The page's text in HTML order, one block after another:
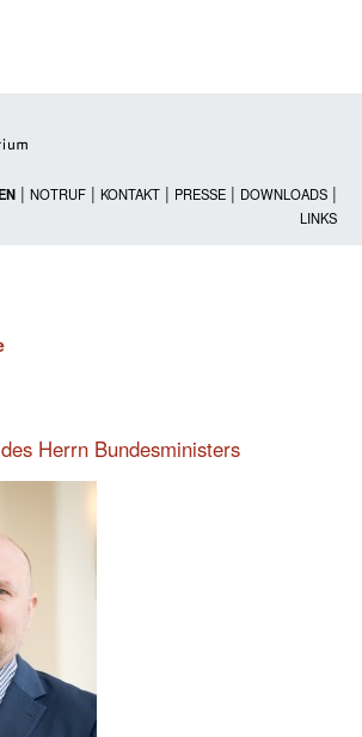
| NOTRUF | KONTAKT | PRESSE | DOWNLOADS |
LINKS
Herrn Bundesministers